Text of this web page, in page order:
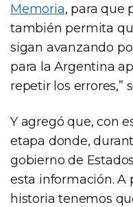
Memoria, para que
también permita
sigan avanzando
para la Argentina
repetir los errores,”
Y agregó que, con
etapa donde,
gobierno de
esta información. A
historia tenemos